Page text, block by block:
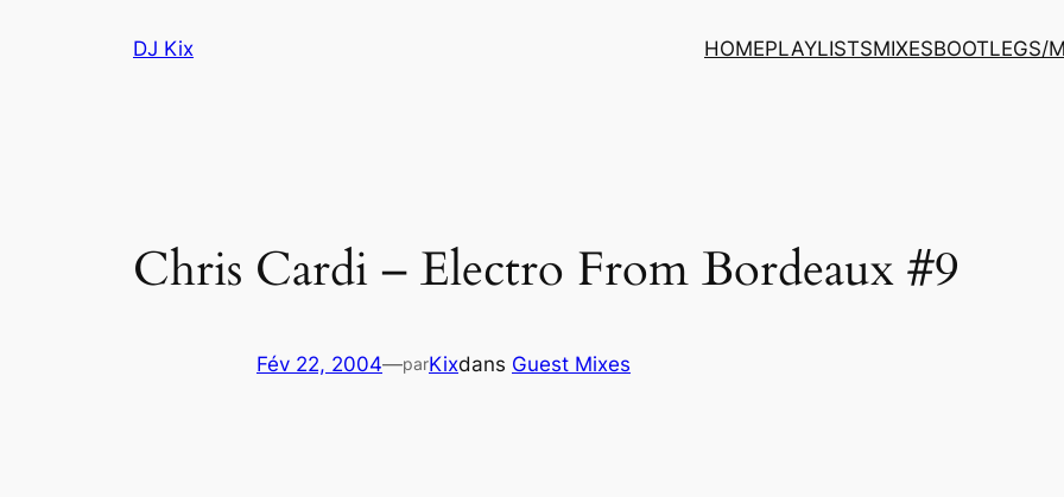
DJ Kix HOMEPLAYLISTSMIXESBOOTLEGS/
Chris Cardi – Electro From Bordeaux #9
Fév 22, 2004—parKixdans Guest Mixes